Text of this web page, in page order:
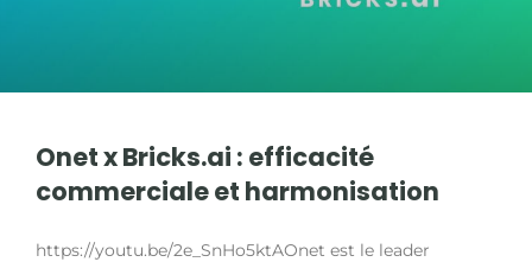
Onet x Bricks.ai : efficacité
commerciale et harmonisation
https://youtu.be/2e_SnHo5ktAOnet est le leader